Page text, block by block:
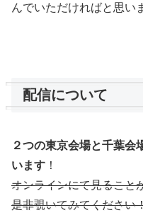
んでいただければと思い
配信について
２つの東京会場と千葉
います ！
オンラインにて見ること
是非覗いてみてください